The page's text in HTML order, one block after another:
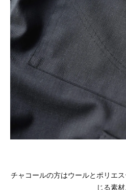
チャコールの方はウールとポリエ
じる素材